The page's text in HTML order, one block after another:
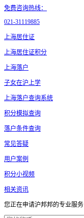
免费咨询热线：
021-31119885
上海居住证
上海居住证积分
上海落户
子女在沪上学
上海落户查询系统
积分模拟查询
落户条件查询
常见答疑
用户案例
积分小视频
相关资讯
您正在申请沪邦邦的专业服务